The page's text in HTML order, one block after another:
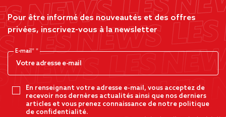
Pour être informé des nouveautés et des offres
privées, inscrivez-vous à la newsletter
E-mail*
En renseignant votre adresse e-mail, vous acceptez de
recevoir nos dernères actualités ainsi que nos derniers
articles et vous prenez connaissance de notre politique
de confidentialité.